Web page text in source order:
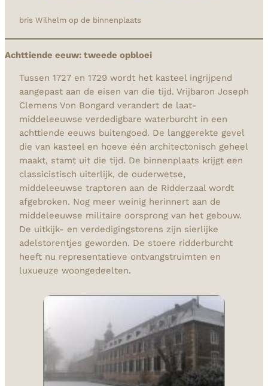
bris Wilhelm op de binnenplaats
Achttiende eeuw: tweede opbloei
Tussen 1727 en 1729 wordt het kasteel ingrijpend
aangepast aan de eisen van die tijd. Vrijbaron Joseph
Clemens Von Bongard verandert de laat-
middeleeuwse verdedigbare waterburcht in een
achttiende eeuws buitengoed. De langgerekte gevel
die van kasteel en hoeve één architectonisch geheel
maakt, stamt uit die tijd. De binnenplaats krijgt een
classicistisch uiterlijk, de ouderwetse,
middeleeuwse traptoren aan de Ridderzaal wordt
afgebroken. Nog meer weinig herinnert aan de
middeleeuwse militaire oorsprong van het gebouw.
De uitkijk- en verdedigingstorens zijn sierlijke
adelstorentjes geworden. De stoere ridderburcht
heeft nu representatieve ontvangstruimten en
luxueuze woongedeelten.